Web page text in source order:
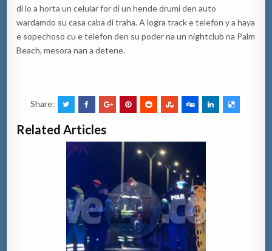
di lo a horta un celular for di un hende drumi den auto
wardamdo su casa caba di traha. A logra track e telefon y a haya
e sopechoso cu e telefon den su poder na un nightclub na Palm
Beach, mesora nan a detene.
Share:
Related Articles